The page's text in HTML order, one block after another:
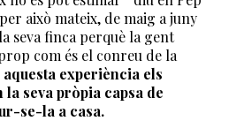
això mateix, de maig a juny
seva finca perquè la gent
com és el conreu de la
aquesta experiència els
seva pròpia capsa de
se-la a casa.